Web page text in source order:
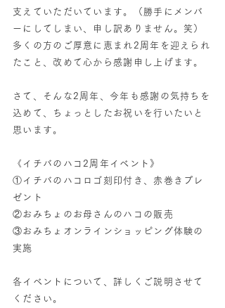
支えていただいています。（勝手にメンバ
ーにしてしまい、申し訳ありません。笑）
多くの方のご厚意に恵まれ2周年を迎えられ
たこと、改めて心から感謝申し上げます。
さて、そんな2周年、今年も感謝の気持ちを
込めて、ちょっとしたお祝いを行いたいと
思います。
《イチバのハコ2周年イベント》
①イチバのハコロゴ刻印付き、赤巻きプレ
ゼント
②おみちょのお母さんのハコの販売
③おみちょオンラインショッピング体験の
実施
各イベントについて、詳しくご説明させて
ください。